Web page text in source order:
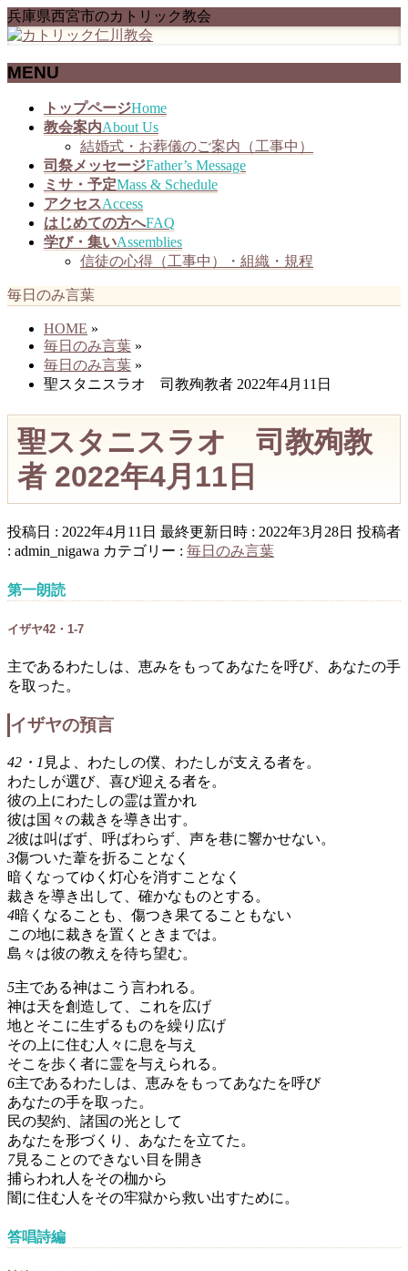
兵庫県西宮市のカトリック教会
MENU
トップページHome
教会案内About Us
結婚式・お葬儀のご案内（工事中）
司祭メッセージFather’s Message
ミサ・予定Mass & Schedule
アクセスAccess
はじめての方へFAQ
学び・集いAssemblies
信徒の心得（工事中）・組織・規程
毎日のみ言葉
HOME »
毎日のみ言葉 »
毎日のみ言葉 »
聖スタニスラオ 司教殉教者 2022年4月11日
聖スタニスラオ 司教殉教
者 2022年4月11日
投稿日 : 2022年4月11日 最終更新日時 : 2022年3月28日 投稿者
: admin_nigawa カテゴリー : 毎日のみ言葉
第一朗読
イザヤ42・1-7
主であるわたしは、恵みをもってあなたを呼び、あなたの手
を取った。
イザヤの預言
42・1 見よ、わたしの僕、わたしが支える者を。
わたしが選び、喜び迎える者を。
彼の上にわたしの霊は置かれ
彼は国々の裁きを導き出す。
2彼は叫ばず、呼ばわらず、声を巷に響かせない。
3傷ついた葦を折ることなく
暗くなってゆく灯心を消すことなく
裁きを導き出して、確かなものとする。
4暗くなることも、傷つき果てることもない
この地に裁きを置くときまでは。
島々は彼の教えを待ち望む。
5主である神はこう言われる。
神は天を創造して、これを広げ
地とそこに生ずるものを繰り広げ
その上に住む人々に息を与え
そこを歩く者に霊を与えられる。
6主であるわたしは、恵みをもってあなたを呼び
あなたの手を取った。
民の契約、諸国の光として
あなたを形づくり、あなたを立てた。
7見ることのできない目を開き
捕らわれ人をその枷から
闇に住む人をその牢獄から救い出すために。
答唱詩編